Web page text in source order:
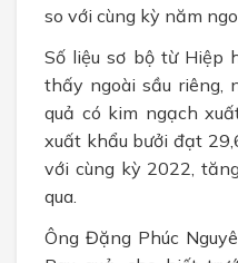
so với cùng kỳ năm
Số liệu sơ bộ từ Hiệp
thấy ngoài sầu riêng,
quả có kim ngạch
xuất khẩu bưởi đạt
với cùng kỳ 2022,
qua.
Ông Đặng Phúc